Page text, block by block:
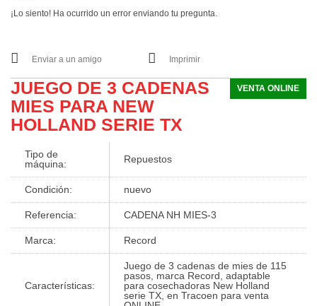
¡Lo siento! Ha ocurrido un error enviando tu pregunta.
Enviar a un amigo Imprimir
VENTA ONLINE
JUEGO DE 3 CADENAS
MIES PARA NEW
HOLLAND SERIE TX
Tipo de
máquina:
Repuestos
Condición: nuevo
Referencia: CADENA NH MIES-3
Marca: Record
Características:
Juego de 3 cadenas de mies de 115
pasos, marca Record, adaptable
para cosechadoras New Holland
serie TX, en Tracoen para venta